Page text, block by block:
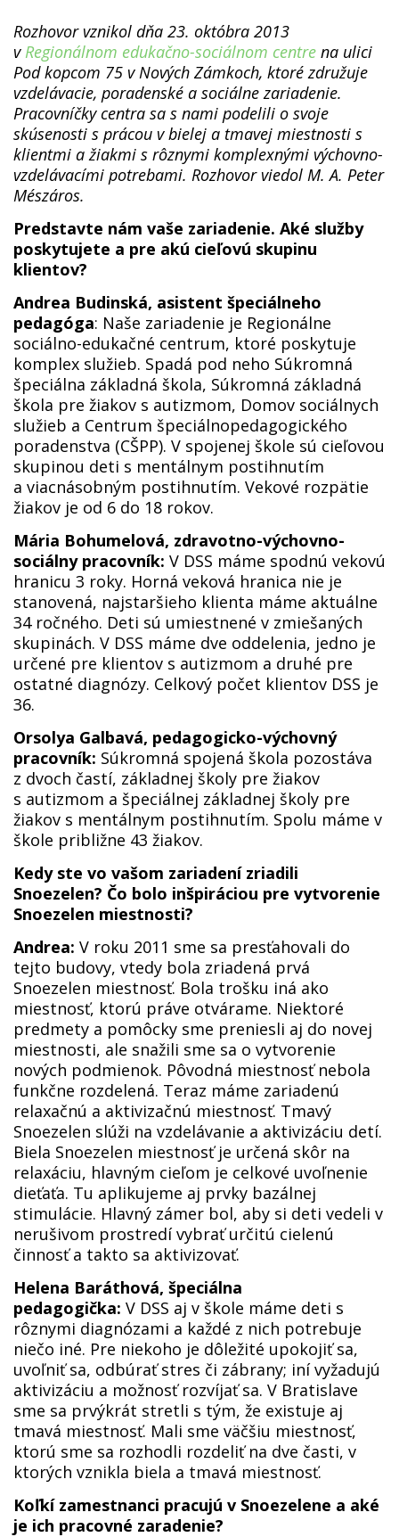
Rozhovor vznikol dňa 23. októbra 2013
v Regionálnom edukačno-sociálnom centre na ulici
Pod kopcom 75 v Nových Zámkoch, ktoré združuje
vzdelávacie, poradenské a sociálne zariadenie.
Pracovníčky centra sa s nami podelili o svoje
skúsenosti s prácou v bielej a tmavej miestnosti s
klientmi a žiakmi s rôznymi komplexnými výchovno-
vzdelávacími potrebami. Rozhovor viedol M. A. Peter
Mészáros.
Predstavte nám vaše zariadenie. Aké služby
poskytujete a pre akú cieľovú skupinu
klientov?
Andrea Budinská, asistent špeciálneho
pedagóga: Naše zariadenie je Regionálne
sociálno-edukačné centrum, ktoré poskytuje
komplex služieb. Spadá pod neho Súkromná
špeciálna základná škola, Súkromná základná
škola pre žiakov s autizmom, Domov sociálnych
služieb a Centrum špeciálnopedagogického
poradenstva (CŠPP). V spojenej škole sú cieľovou
skupinou deti s mentálnym postihnutím
a viacnásobným postihnutím. Vekové rozpätie
žiakov je od 6 do 18 rokov.
Mária Bohumelová, zdravotno-výchovno-
sociálny pracovník: V DSS máme spodnú vekovú
hranicu 3 roky. Horná veková hranica nie je
stanovená, najstaršieho klienta máme aktuálne
34 ročného. Deti sú umiestnené v zmiešaných
skupinách. V DSS máme dve oddelenia, jedno je
určené pre klientov s autizmom a druhé pre
ostatné diagnózy. Celkový počet klientov DSS je
36.
Orsolya Galbavá, pedagogicko-výchovný
pracovník: Súkromná spojená škola pozostáva
z dvoch častí, základnej školy pre žiakov
s autizmom a špeciálnej základnej školy pre
žiakov s mentálnym postihnutím. Spolu máme v
škole približne 43 žiakov.
Kedy ste vo vašom zariadení zriadili
Snoezelen? Čo bolo inšpiráciou pre vytvorenie
Snoezelen miestnosti?
Andrea: V roku 2011 sme sa presťahovali do
tejto budovy, vtedy bola zriadená prvá
Snoezelen miestnosť. Bola trošku iná ako
miestnosť, ktorú práve otvárame. Niektoré
predmety a pomôcky sme preniesli aj do novej
miestnosti, ale snažili sme sa o vytvorenie
nových podmienok. Pôvodná miestnosť nebola
funkčne rozdelená. Teraz máme zariadenú
relaxačnú a aktivizačnú miestnosť. Tmavý
Snoezelen slúži na vzdelávanie a aktivizáciu detí.
Biela Snoezelen miestnosť je určená skôr na
relaxáciu, hlavným cieľom je celkové uvoľnenie
dieťaťa. Tu aplikujeme aj prvky bazálnej
stimulácie. Hlavný zámer bol, aby si deti vedeli v
nerušivom prostredí vybrať určitú cielenú
činnosť a takto sa aktivizovať.
Helena Baráthová, špeciálna
pedagogička: V DSS aj v škole máme deti s
rôznymi diagnózami a každé z nich potrebuje
niečo iné. Pre niekoho je dôležité upokojiť sa,
uvoľniť sa, odbúrať stres či zábrany; iní vyžadujú
aktivizáciu a možnosť rozvíjať sa. V Bratislave
sme sa prvýkrát stretli s tým, že existuje aj
tmavá miestnosť. Mali sme väčšiu miestnosť,
ktorú sme sa rozhodli rozdeliť na dve časti, v
ktorých vznikla biela a tmavá miestnosť.
Koľkí zamestnanci pracujú v Snoezelene a aké
je ich pracovné zaradenie?